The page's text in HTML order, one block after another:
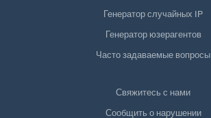
Генератор случайных IP
Генератор юзерагентов
Часто задаваемые вопросы
Свяжитесь с нами
Сообщить о нарушении